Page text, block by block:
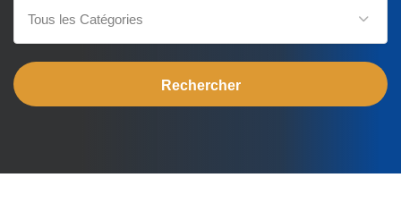
Tous les Catégories